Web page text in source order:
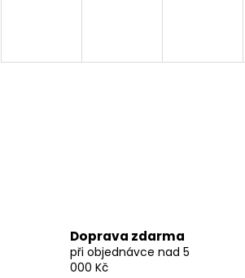
Doprava zdarma
při objednávce nad 5
000 Kč